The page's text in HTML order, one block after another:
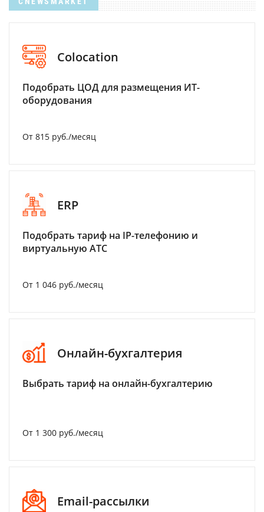
Colocation
Подобрать ЦОД для размещения ИТ-
оборудования
От 815 руб./месяц
ERP
Подобрать тариф на IP-телефонию и
виртуальную АТС
От 1 046 руб./месяц
Онлайн-бухгалтерия
Выбрать тариф на онлайн-бухгалтерию
От 1 300 руб./месяц
Email-рассылки